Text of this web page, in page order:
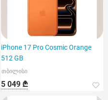
iPhone 17 Pro Cosmic Orange
512 GB
თბილისი
5 049 ₾